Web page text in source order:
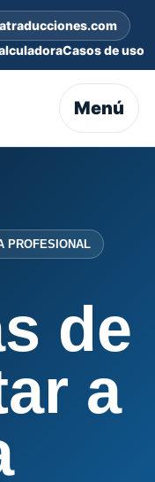
Casos de uso
Menú
PROFESIONAL
de
a